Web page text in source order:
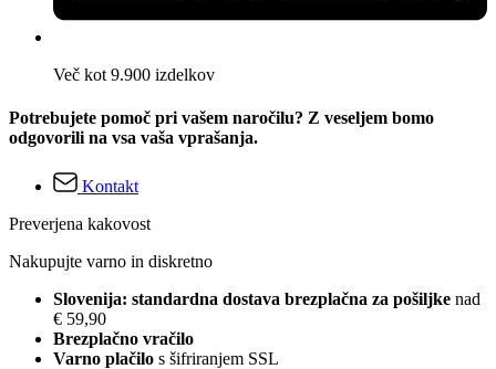
Več kot 9.900 izdelkov
Potrebujete pomoč pri vašem naročilu? Z veseljem bomo
odgovorili na vsa vaša vprašanja.
Kontakt
Preverjena kakovost
Nakupujte varno in diskretno
Slovenija: standardna dostava brezplačna za pošiljke nad
€ 59,90
Brezplačno vračilo
Varno plačilo s šifriranjem SSL